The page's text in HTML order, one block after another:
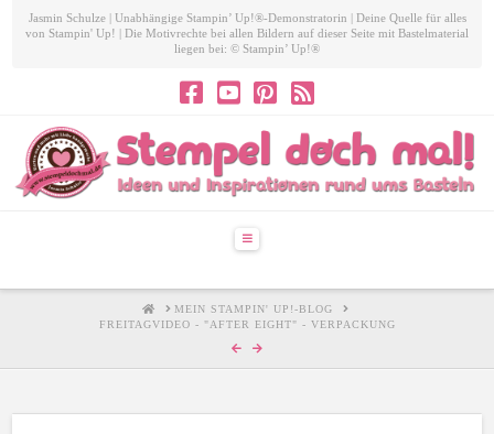
Jasmin Schulze | Unabhängige Stampin’ Up!®-Demonstratorin | Deine Quelle für alles
von Stampin' Up! | Die Motivrechte bei allen Bildern auf dieser Seite mit Bastelmaterial
liegen bei: © Stampin’ Up!®
Navigation
HOMEMEIN STAMPIN' UP!-BLOG
FREITAGVIDEO - "AFTER EIGHT" - VERPACKUNG